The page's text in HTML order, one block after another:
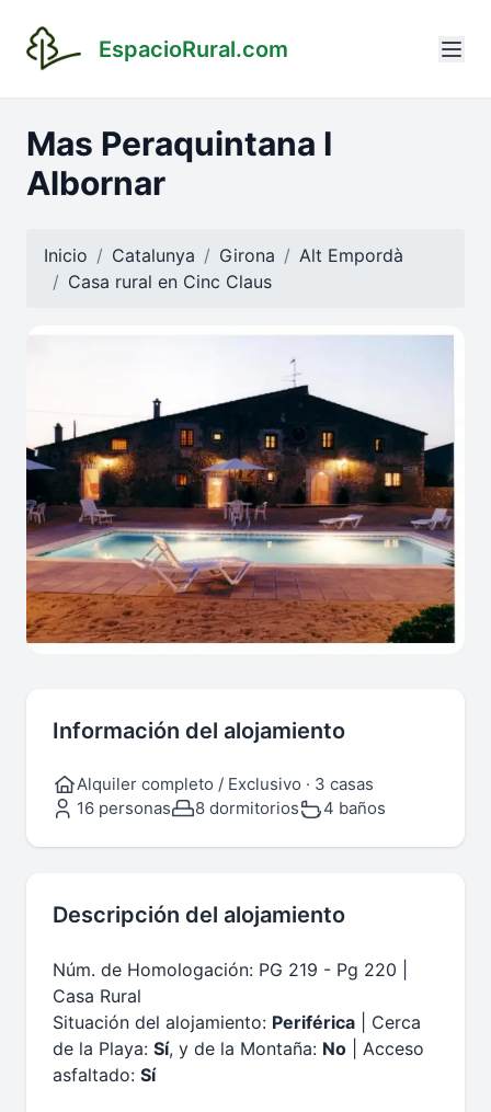
EspacioRural.com
Mas Peraquintana I
Albornar
Inicio Catalunya Girona
Alt Empordà
Casa rural en Cinc Claus
Información del alojamiento
Alquiler completo / Exclusivo · 3 casas
16 personas
8 dormitorios 4 baños
Descripción del alojamiento
Núm. de Homologación: PG 219 - Pg 220 |
Casa Rural
Situación del alojamiento: Periférica | Cerca
de la Playa: Sí, y de la Montaña: No | Acceso
asfaltado: Sí